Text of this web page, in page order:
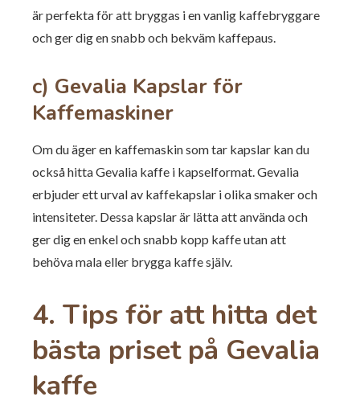
är perfekta för att bryggas i en vanlig kaffebryggare
och ger dig en snabb och bekväm kaffepaus.
c) Gevalia Kapslar för
Kaffemaskiner
Om du äger en kaffemaskin som tar kapslar kan du
också hitta Gevalia kaffe i kapselformat. Gevalia
erbjuder ett urval av kaffekapslar i olika smaker och
intensiteter. Dessa kapslar är lätta att använda och
ger dig en enkel och snabb kopp kaffe utan att
behöva mala eller brygga kaffe själv.
4. Tips för att hitta det
bästa priset på Gevalia
kaffe